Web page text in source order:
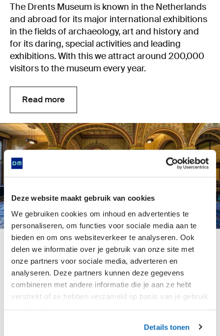
Deze website maakt gebruik van cookies
We gebruiken cookies om inhoud en advertenties te
personaliseren, om functies voor sociale media aan te
bieden en om ons websiteverkeer te analyseren. Ook
delen we informatie over je gebruik van onze site met
onze partners voor sociale media, adverteren en
analyseren. Deze partners kunnen deze gegevens
combineren met andere informatie die je aan ze hebt
verstrekt of ze hebben verzameld op basis van je gebruik
Details tonen
The Drents Museum is known in the Netherlands
and abroad for its major international exhibitions
in the fields of archaeology, art and history and
for its daring, special activities and leading
exhibitions. With this we attract around 200,000
visitors to the museum every year.
Read more
Read more
Explore our
collection